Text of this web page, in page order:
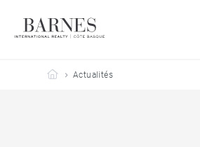
Barnes Côte Basque
Actualités